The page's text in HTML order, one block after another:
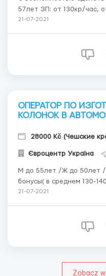
57лет ЗП: от 130кр/час, от 200час/мес
Проживание:4500 кр/мес(
сканеров (терминалов)
21-07-2021
ОПЕРАТОР ПО
КОЛОНОК В
28000 Kč (Чешские
Євроцентр Україна
М до 55лет /Ж до 50лет /сем.пары
бонусы( в среднем 130-
неделю. Проживание: 150кр/сутки по 3-4 чел/ком.Пары-
Работа: 3
21-07-2021
Zobacz